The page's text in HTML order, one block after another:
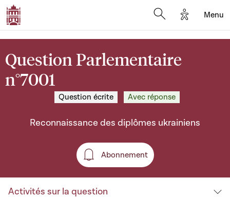
Options
Menu
Question Parlementaire
n°7001
Question écrite Avec réponse
Reconnaissance des diplômes ukrainiens
Abonnement
Abonnement
Activités sur la question